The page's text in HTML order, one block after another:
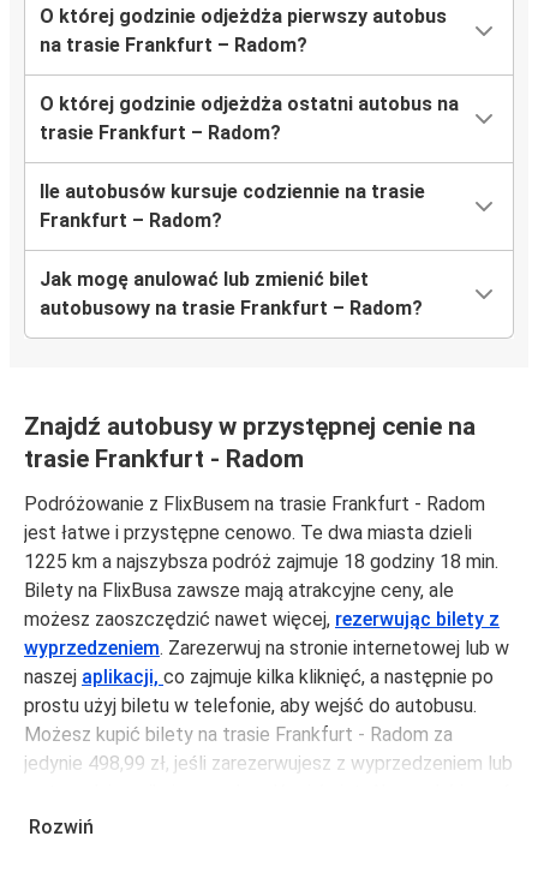
O której godzinie odjeżdża pierwszy autobus
na trasie Frankfurt – Radom?
O której godzinie odjeżdża ostatni autobus na
trasie Frankfurt – Radom?
Ile autobusów kursuje codziennie na trasie
Frankfurt – Radom?
Jak mogę anulować lub zmienić bilet
autobusowy na trasie Frankfurt – Radom?
Znajdź autobusy w przystępnej cenie na
trasie Frankfurt - Radom
Podróżowanie z FlixBusem na trasie Frankfurt - Radom
jest łatwe i przystępne cenowo. Te dwa miasta dzieli
1225 km a najszybsza podróż zajmuje 18 godziny 18 min.
Bilety na FlixBusa zawsze mają atrakcyjne ceny, ale
możesz zaoszczędzić nawet więcej, rezerwując bilety z
wyprzedzeniem. Zarezerwuj na stronie internetowej lub w
naszej aplikacji, co zajmuje kilka kliknięć, a następnie po
prostu użyj biletu w telefonie, aby wejść do autobusu.
Możesz kupić bilety na trasie Frankfurt - Radom za
jedynie 498,99 zł, jeśli zarezerwujesz z wyprzedzeniem lub
szybko, łatwo i zadbać o zmniejszanie śladu węglowego,
Rozwiń